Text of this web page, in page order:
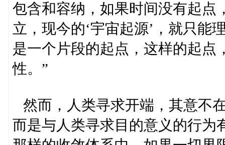
包含和容纳，如果时间没有起点
立，现今的‘宇宙起源’，就只能
是一个片段的起点，这样的起点
性。”
然而，人类寻求开端，其意不
而是与人类寻求目的意义的行为